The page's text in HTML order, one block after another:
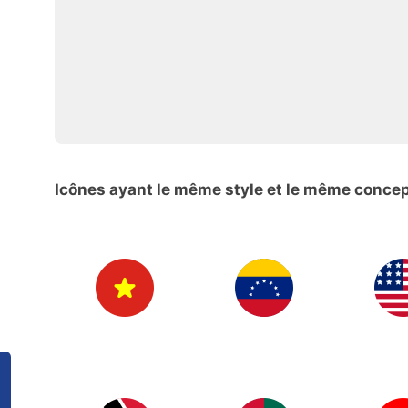
Icônes ayant le même style et le même